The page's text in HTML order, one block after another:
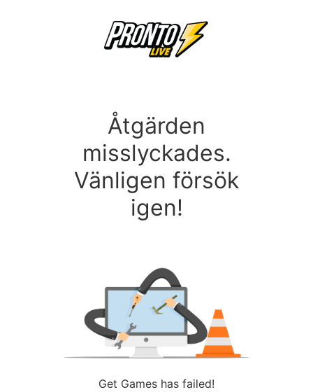
Åtgärden
misslyckades.
Vänligen försök
igen!
Get Games has failed!